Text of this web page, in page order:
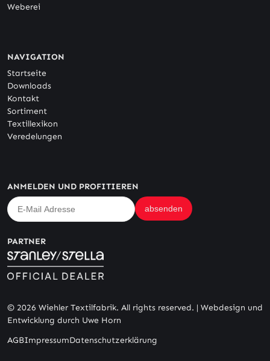
Weberei
NAVIGATION
Startseite
Downloads
Kontakt
Sortiment
Textillexikon
Veredelungen
ANMELDEN UND PROFITIEREN
PARTNER
© 2026 Wiehler Textilfabrik. All rights reserved. | Webdesign und
Entwicklung durch Uwe Horn
AGBImpressumDatenschutzerklärung